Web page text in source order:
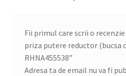
Fii primul care scrii o
priza putere reductor (bucsa
RHNA455538”
Adresa ta de email nu va fi